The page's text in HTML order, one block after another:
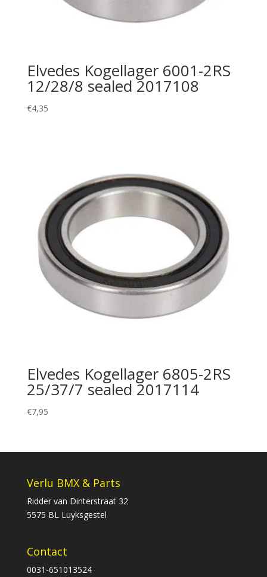
Elvedes Kogellager 6001-2RS
12/28/8 sealed 2017108
€4,35
Elvedes Kogellager 6805-2RS
25/37/7 sealed 2017114
€7,95
Verlu BMX & Parts
Ridder van Dinterstraat 32
5575 BL Luyksgestel
Contact
0031-651013524